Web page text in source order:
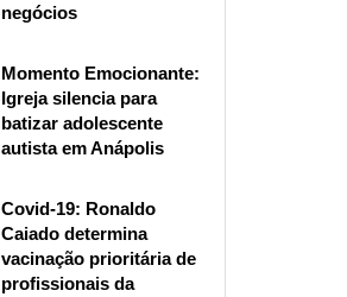
negócios
Momento Emocionante:
Igreja silencia para
batizar adolescente
autista em Anápolis
Covid-19: Ronaldo
Caiado determina
vacinação prioritária de
profissionais da